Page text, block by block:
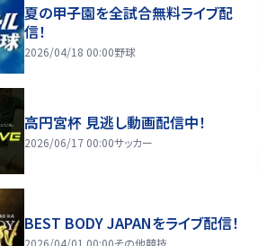
夏の甲子園を全試合無料ライブ配
信！
2026/04/18 00:00野球
高円宮杯 見逃し動画配信中！
2026/06/17 00:00サッカー
BEST BODY JAPANをライブ配信！